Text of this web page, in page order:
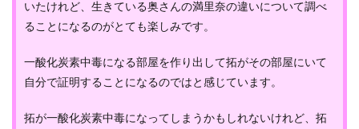
いたけれど、生きている奥さんの満里奈の違いについて調べ
ることになるのがとても楽しみです。
一酸化炭素中毒になる部屋を作り出して拓がその部屋にいて
自分で証明することになるのではと感じています。
拓が一酸化炭素中毒になってしまうかもしれないけれど、拓